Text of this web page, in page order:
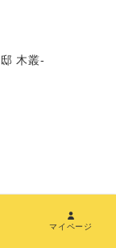
木叢-
マイページ